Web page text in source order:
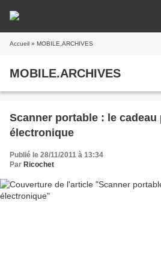
Accueil » MOBILE.ARCHIVES
MOBILE.ARCHIVES
Scanner portable : le
électronique
Publié le 28/11/2011 à 13:34
Par Ricochet